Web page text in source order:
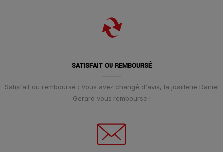
SATISFAIT OU REMBOURSÉ
Satisfait ou remboursé : Vous avez changé d'avis, la joaillerie Daniel
Gerard vous rembourse !